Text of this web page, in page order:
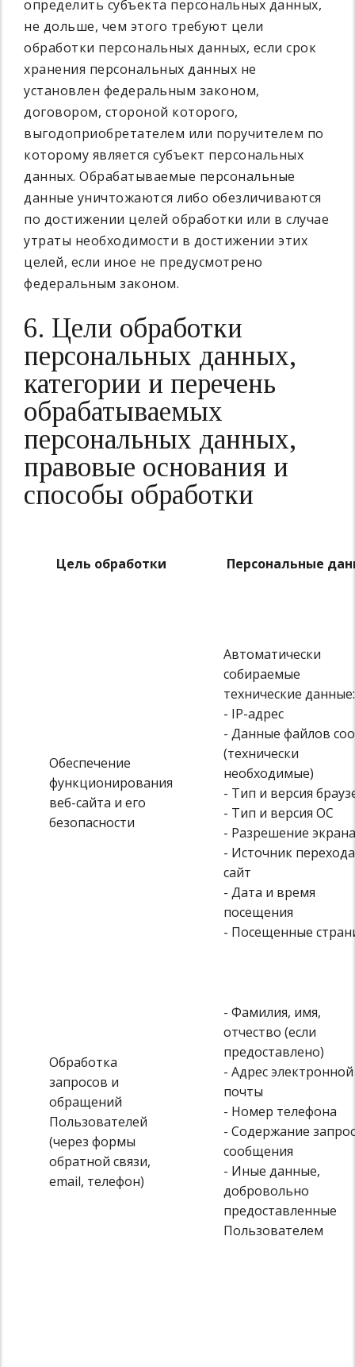
определить субъекта персональных данных,
не дольше, чем этого требуют цели
обработки персональных данных, если срок
хранения персональных данных не
установлен федеральным законом,
договором, стороной которого,
выгодоприобретателем или поручителем по
которому является субъект персональных
данных. Обрабатываемые персональные
данные уничтожаются либо обезличиваются
по достижении целей обработки или в случае
утраты необходимости в достижении этих
целей, если иное не предусмотрено
федеральным законом.
6. Цели обработки
персональных данных,
категории и перечень
обрабатываемых
персональных данных,
правовые основания и
способы обработки
Цель обработки Персональные
Обеспечение
функционирования
веб-сайта и его
безопасности
Автоматически
собираемые
технические данные:
- IP-адрес
- Данные файлов
(технически
необходимые)
- Тип и версия
- Тип и версия ОС
- Разрешение экрана
- Источник
сайт
- Дата и время
посещения
- Посещенные
Обработка
запросов и
обращений
Пользователей
(через формы
обратной связи,
email, телефон)
- Фамилия, имя,
отчество (если
предоставлено)
- Адрес электронной
почты
- Номер телефона
- Содержание
сообщения
- Иные данные,
добровольно
предоставленные
Пользователем